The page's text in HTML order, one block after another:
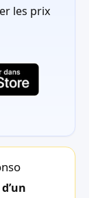
les prix